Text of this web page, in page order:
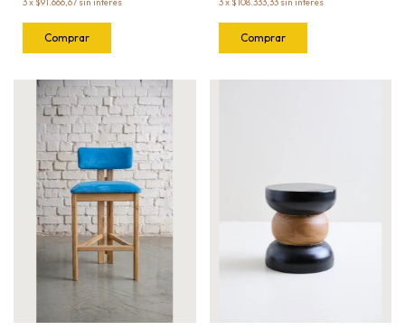
3x $91.666,67 sin interés 3x $108.333,33 sin interés